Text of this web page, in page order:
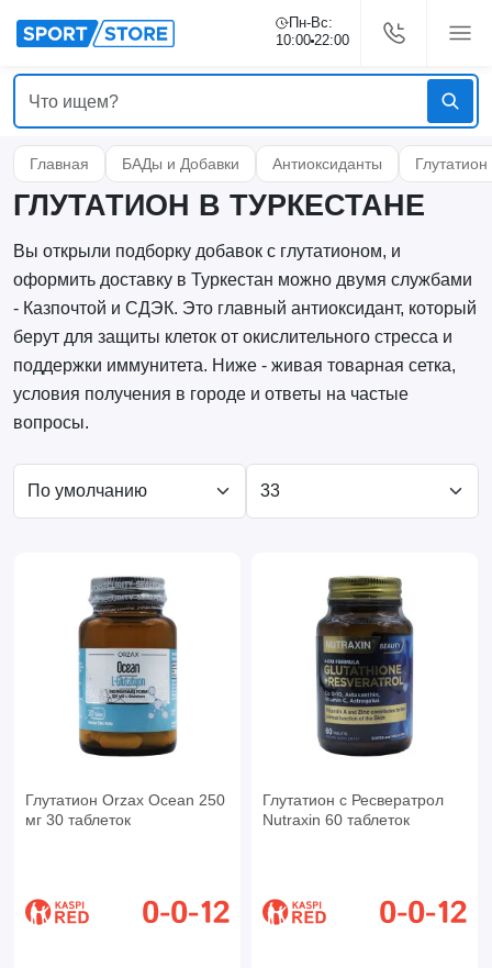
Пн-Вс:
10:00 22:00
Главная БАДы и Добавки Антиоксиданты Глутатион
ГЛУТАТИОН В ТУРКЕСТАНЕ
Вы открыли подборку добавок с глутатионом, и
оформить доставку в Туркестан можно двумя службами
- Казпочтой и СДЭК. Это главный антиоксидант, который
берут для защиты клеток от окислительного стресса и
поддержки иммунитета. Ниже - живая товарная сетка,
условия получения в городе и ответы на частые
вопросы.
Глутатион Orzax Ocean 250
мг 30 таблеток
Глутатион с Ресвератрол
Nutraxin 60 таблеток